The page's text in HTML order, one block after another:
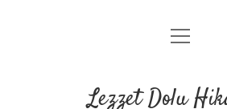
Anasayfa
menüyü
Lezzet Dolu